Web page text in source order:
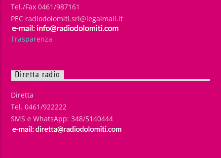
Tel./Fax 0461/987161
PEC radiodolomiti.srl@legalmail.it
Trasparenza
Diretta radio
Diretta
Tel. 0461/922222
SMS e WhatsApp: 348/5140444